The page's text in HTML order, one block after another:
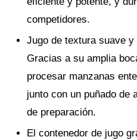
competidores.
Jugo de textura suave
Gracias a su amplia
procesar manzanas
junto con un puñado de
de preparación.
El contenedor de jugo